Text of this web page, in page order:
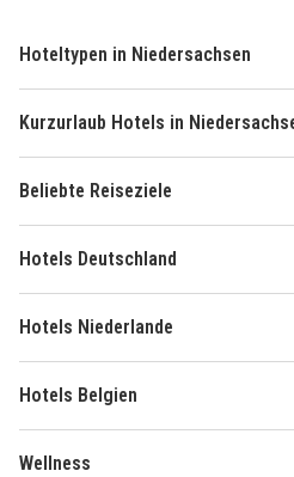
Hoteltypen in Niedersachsen
Kurzurlaub Hotels in
Beliebte Reiseziele
Hotels Deutschland
Hotels Niederlande
Hotels Belgien
Wellness